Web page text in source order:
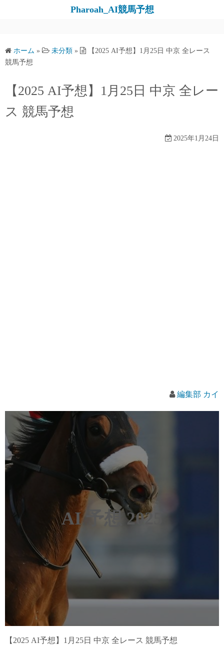
ツ
ッ
Pharoah_AI競馬予想
ホーム » 未分類 »
【2025 AI予想】1月25日 中京 全レース
競馬予想
【2025 AI予想】1月25日 中京 全レー
ス 競馬予想
2025年1月24日
編集部 カイ
AI 予想 2025
【2025 AI予想】1月25日 中京 全レース 競馬予想